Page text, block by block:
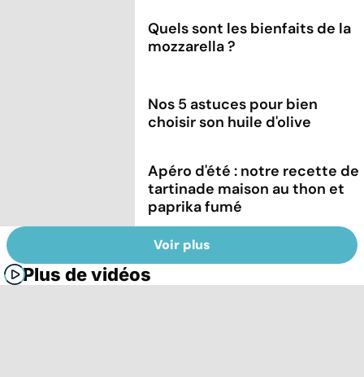
Quels sont les bienfaits de la
mozzarella ?
Nos 5 astuces pour bien
choisir son huile d'olive
Apéro d'été : notre recette de
tartinade maison au thon et
paprika fumé
Voir plus
Plus de vidéos